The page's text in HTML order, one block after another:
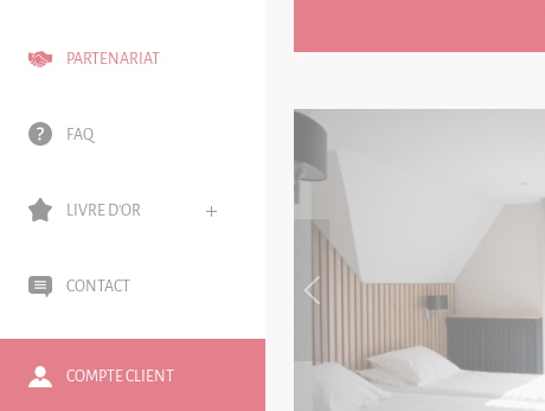
PARTENARIAT
FAQ
LIVRE D'OR
CONTACT
COMPTE CLIENT